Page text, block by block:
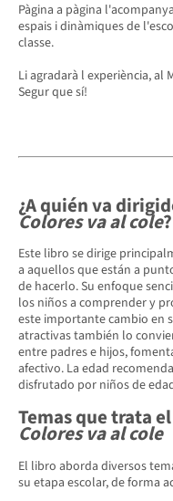
Pàgina a pàgina
espais i dinàmiques de
classe.
Li agradarà l experiència, al
Segur que sí!
¿A quién va
Colores va al cole?
Este libro se dirige
a aquellos que están a
de hacerlo. Su enfoque
los niños a comprender y
este importante cambio en
atractivas también lo
entre padres e hijos,
afectivo. La edad
disfrutado por niños de
Temas que trata
Colores va al cole
El libro aborda diversos
su etapa escolar, de forma